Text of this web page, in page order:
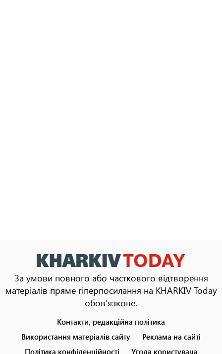
За умови повного або часткового відтворення
матеріалів пряме гіперпосилання на KHARKIV Today
обов'язкове.
menu
Контакти, редакційна політика
Використання матеріалів сайту
Реклама на сайті
Політика конфіденційності
Угода користувача